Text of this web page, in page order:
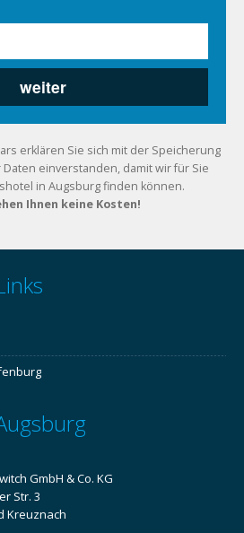
erklären Sie sich mit der Speicherung
einverstanden, damit wir für Sie
in Augsburg finden können.
Ihnen keine Kosten!
GmbH & Co. KG
Str. 3
Kreuznach